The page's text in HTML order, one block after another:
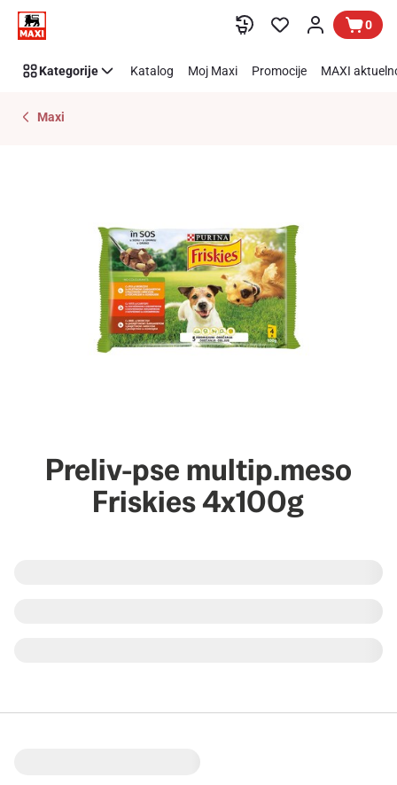
Preskoči link 0
Kategorije Katalog Moj Maxi Promocije MAXI
Maxi
Preliv-pse multip.meso
Friskies 4x100g